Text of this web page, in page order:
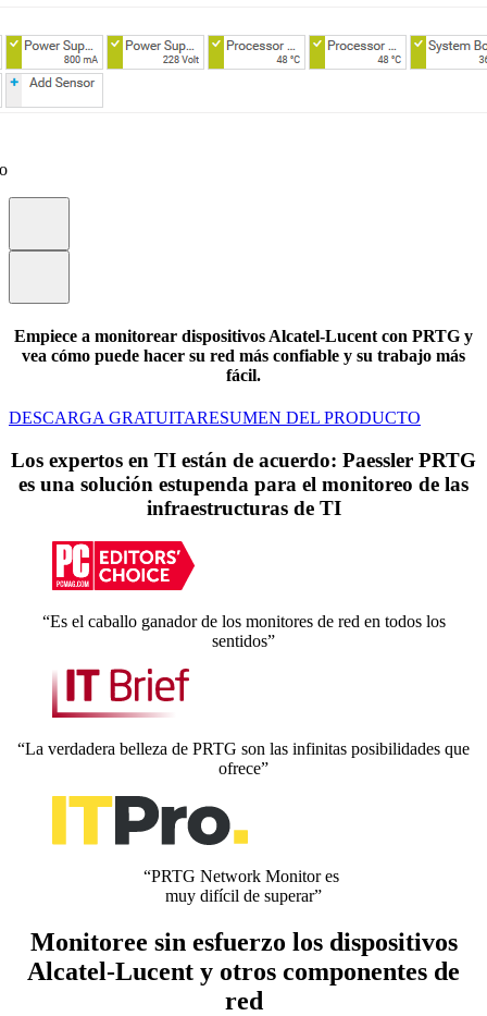
Empiece a monitorear dispositivos Alcatel-Lucent con PRTG y
vea cómo puede hacer su red más confiable y su trabajo más
fácil.
DESCARGA GRATUITARESUMEN DEL PRODUCTO
Los expertos en TI están de acuerdo: Paessler PRTG
es una solución estupenda para el monitoreo de las
infraestructuras de TI
“Es el caballo ganador de los monitores de red en todos los
sentidos”
“La verdadera belleza de PRTG son las infinitas posibilidades que
ofrece”
“PRTG Network Monitor es
muy difícil de superar”
Monitoree sin esfuerzo los dispositivos
Alcatel-Lucent y otros componentes de
red